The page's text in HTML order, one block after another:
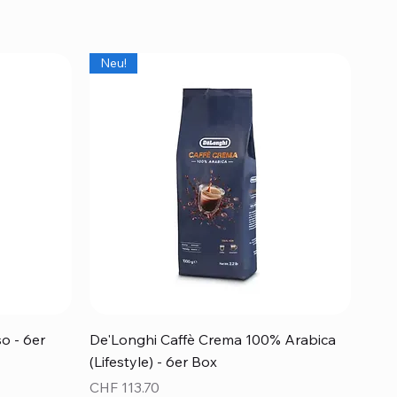
- 6er
Schnellansicht
Neu!
De'Longhi Caffè Crema 100% Arabica
(Lifestyle) - 6er Box
Preis
CHF 113.70